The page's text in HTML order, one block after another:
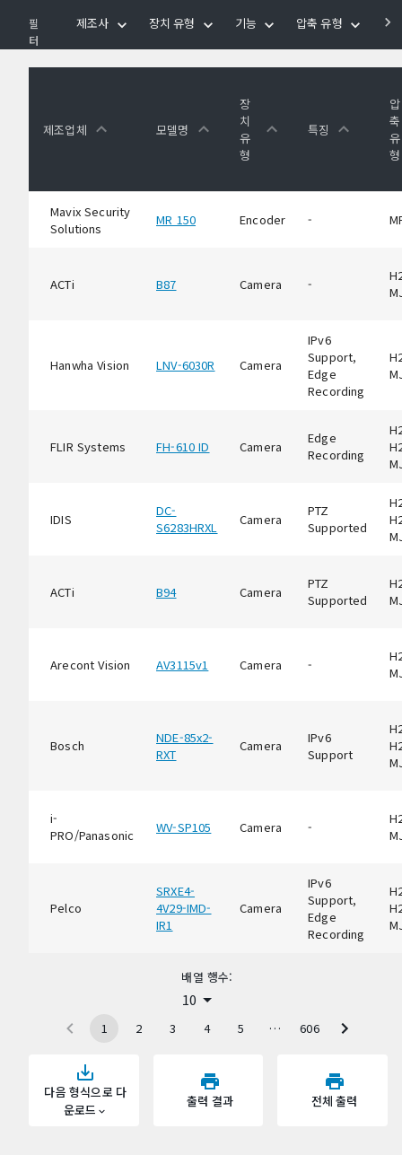
필
터
제조사 장치 유형 기능 압축 유형 음
다음 형식으로 다
운로드
출력 결과 전체 출력
제조업체 모델명
장
치
유
형
특징
압
축
유
형
Mavix Security
Solutions
MR 150 Encoder -
ACTi B87 Camera -
Hanwha Vision LNV-6030R Camera
IPv6
Support,
Edge
Recording
FLIR Systems FH-610 ID Camera
Edge
Recording
IDIS
DC-
S6283HRXL
Camera
PTZ
Supported
ACTi B94 Camera
PTZ
Supported
Arecont Vision AV3115v1 Camera -
Bosch
NDE-85x2-
RXT
Camera
IPv6
Support
i-
PRO/Panasonic
WV-SP105 Camera -
Pelco
SRXE4-
4V29-IMD-
IR1
Camera
IPv6
Support,
Edge
Recording
배열 행수:
10
1 2 3 4 5 … 606